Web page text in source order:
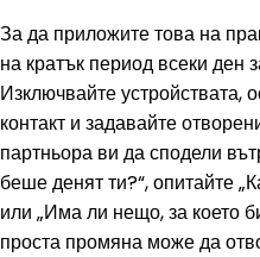
За да приложите това на
на кратък период всеки ден
Изключвайте устройствата,
контакт и задавайте
партньора ви да сподели
беше денят ти?“, опитайте
или „Има ли нещо, за което
проста промяна може да